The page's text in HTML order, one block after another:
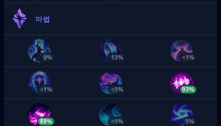
마법
0% 13% <1%
<1% <1% 93%
88% <1% 5%